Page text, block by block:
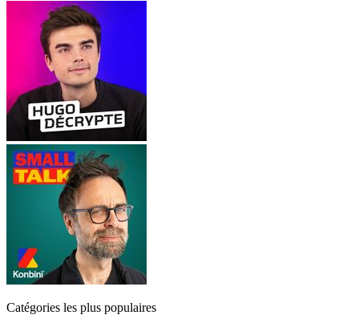
Catégories les plus populaires